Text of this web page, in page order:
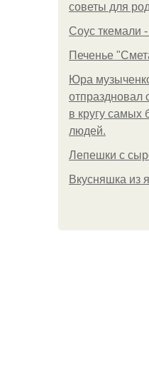
советы для
Соус ткемали
Печенье
Юра
отпраздновал
в кругу самых
людей.
Лепешки с
Вкусняшка из